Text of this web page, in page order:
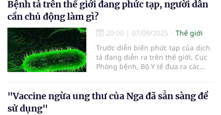
khớp.
Bệnh tả trên thế giới đang phức tạp, người dân
cần chủ động làm gì?
20:00 | 07/09/2025
Thế giới
Trước diễn biến phức tạp của dịch
tả đang diễn ra trên thế giới, Cục
Phòng bệnh, Bộ Y tế đưa ra các
"Vaccine ngừa ung thư của Nga đã sẵn sàng để
sử dụng"